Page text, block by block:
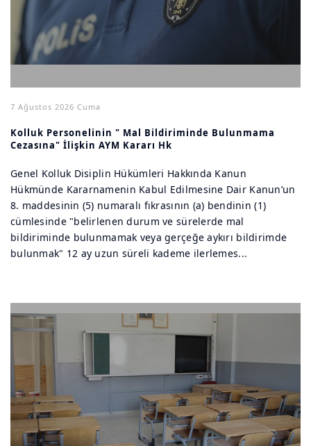
7 Ağustos 2026 Cuma
Kolluk Personelinin " Mal Bildiriminde Bulunmama
Cezasına" İlişkin AYM Kararı Hk
Genel Kolluk Disiplin Hükümleri Hakkında Kanun
Hükmünde Kararnamenin Kabul Edilmesine Dair Kanun’un
8. maddesinin (5) numaralı fıkrasının (a) bendinin (1)
cümlesinde "belirlenen durum ve sürelerde mal
bildiriminde bulunmamak veya gerçeğe aykırı bildirimde
bulunmak" 12 ay uzun süreli kademe ilerlemes...